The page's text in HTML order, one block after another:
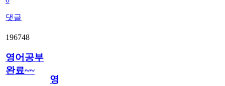
댓글
196748
영어공부
완료~~
영